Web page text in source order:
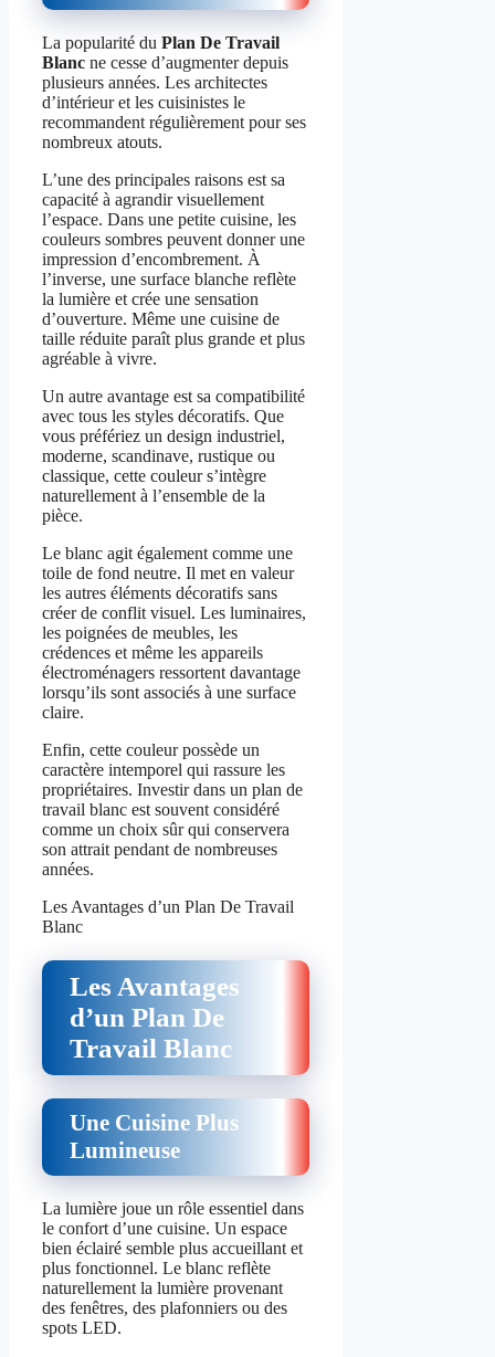
La popularité du Plan De Travail
Blanc ne cesse d’augmenter depuis
plusieurs années. Les architectes
d’intérieur et les cuisinistes le
recommandent régulièrement pour ses
nombreux atouts.
L’une des principales raisons est sa
capacité à agrandir visuellement
l’espace. Dans une petite cuisine, les
couleurs sombres peuvent donner une
impression d’encombrement. À
l’inverse, une surface blanche reflète
la lumière et crée une sensation
d’ouverture. Même une cuisine de
taille réduite paraît plus grande et plus
agréable à vivre.
Un autre avantage est sa compatibilité
avec tous les styles décoratifs. Que
vous préfériez un design industriel,
moderne, scandinave, rustique ou
classique, cette couleur s’intègre
naturellement à l’ensemble de la
pièce.
Le blanc agit également comme une
toile de fond neutre. Il met en valeur
les autres éléments décoratifs sans
créer de conflit visuel. Les luminaires,
les poignées de meubles, les
crédences et même les appareils
électroménagers ressortent davantage
lorsqu’ils sont associés à une surface
claire.
Enfin, cette couleur possède un
caractère intemporel qui rassure les
propriétaires. Investir dans un plan de
travail blanc est souvent considéré
comme un choix sûr qui conservera
son attrait pendant de nombreuses
années.
Les Avantages d’un Plan De Travail
Blanc
Les Avantages
d’un Plan De
Travail Blanc
Une Cuisine Plus
Lumineuse
La lumière joue un rôle essentiel dans
le confort d’une cuisine. Un espace
bien éclairé semble plus accueillant et
plus fonctionnel. Le blanc reflète
naturellement la lumière provenant
des fenêtres, des plafonniers ou des
spots LED.